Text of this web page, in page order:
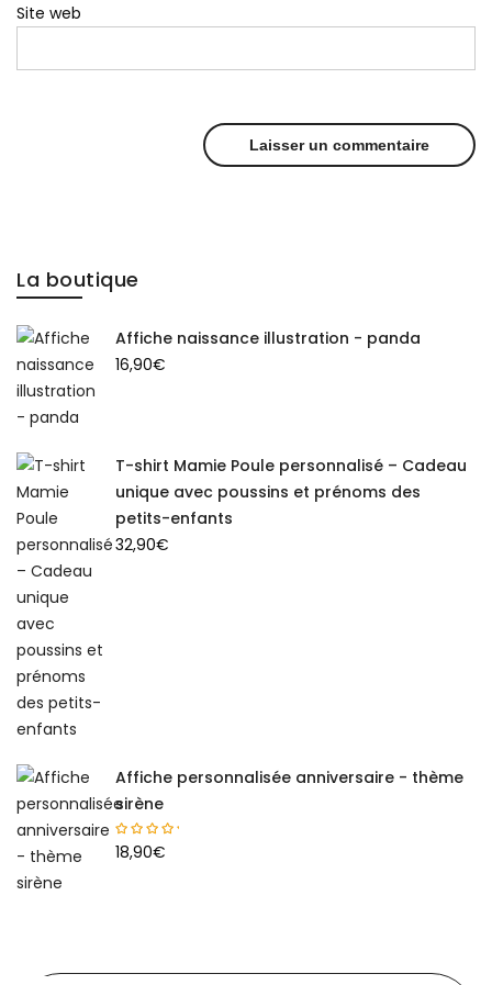
Site web
La boutique
Affiche naissance illustration - panda
16,90€
T-shirt Mamie Poule personnalisé – Cadeau
unique avec poussins et prénoms des
petits-enfants
32,90€
Affiche personnalisée anniversaire - thème
sirène
18,90€